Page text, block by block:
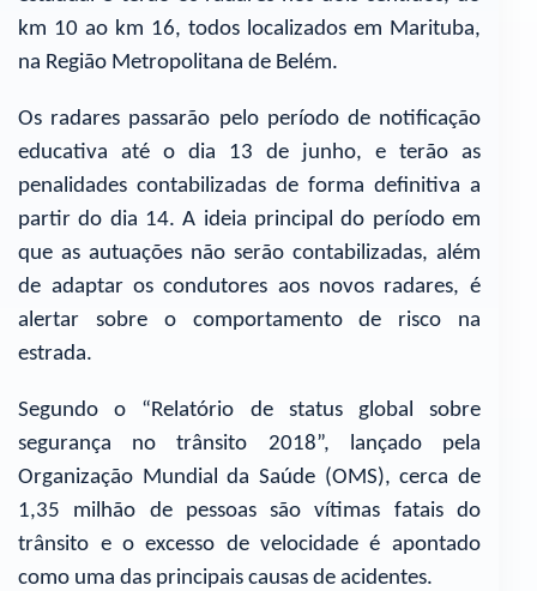
km 10 ao km 16, todos localizados em Marituba,
na Região Metropolitana de Belém.
Os radares passarão pelo período de notificação
educativa até o dia 13 de junho, e terão as
penalidades contabilizadas de forma definitiva a
partir do dia 14. A ideia principal do período em
que as autuações não serão contabilizadas, além
de adaptar os condutores aos novos radares, é
alertar sobre o comportamento de risco na
estrada.
Segundo o “Relatório de status global sobre
segurança no trânsito 2018”, lançado pela
Organização Mundial da Saúde (OMS), cerca de
1,35 milhão de pessoas são vítimas fatais do
trânsito e o excesso de velocidade é apontado
como uma das principais causas de acidentes.